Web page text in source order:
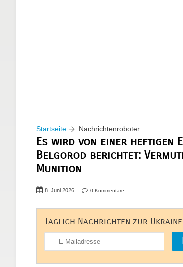
Startseite Nachrichtenroboter
Es wird von einer heftigen
Belgorod berichtet:
Munition
8. Juni 2026 0 Kommentare
Täglich Nachrichten zur